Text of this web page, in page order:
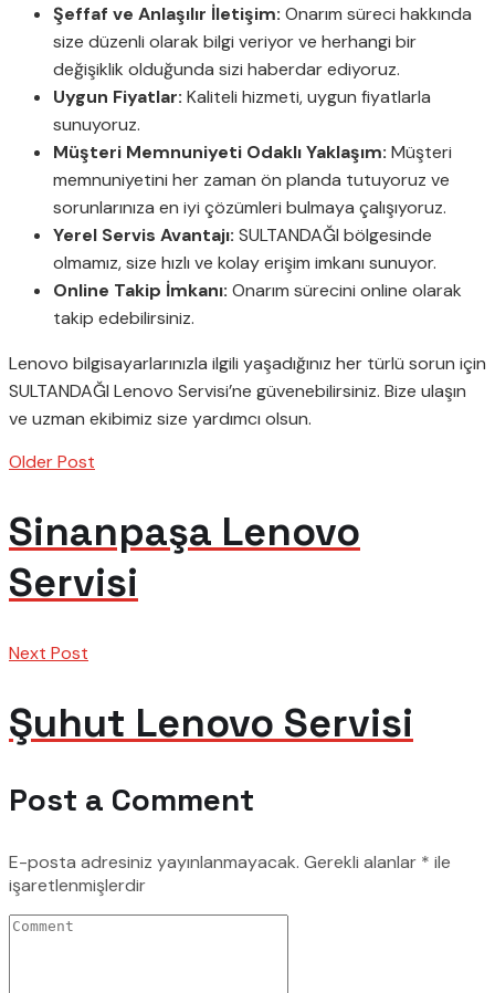
Şeffaf ve Anlaşılır İletişim: Onarım süreci hakkında
size düzenli olarak bilgi veriyor ve herhangi bir
değişiklik olduğunda sizi haberdar ediyoruz.
Uygun Fiyatlar: Kaliteli hizmeti, uygun fiyatlarla
sunuyoruz.
Müşteri Memnuniyeti Odaklı Yaklaşım: Müşteri
memnuniyetini her zaman ön planda tutuyoruz ve
sorunlarınıza en iyi çözümleri bulmaya çalışıyoruz.
Yerel Servis Avantajı: SULTANDAĞI bölgesinde
olmamız, size hızlı ve kolay erişim imkanı sunuyor.
Online Takip İmkanı: Onarım sürecini online olarak
takip edebilirsiniz.
Lenovo bilgisayarlarınızla ilgili yaşadığınız her türlü sorun için
SULTANDAĞI Lenovo Servisi’ne güvenebilirsiniz. Bize ulaşın
ve uzman ekibimiz size yardımcı olsun.
Older Post
Sinanpaşa Lenovo
Servisi
Next Post
Şuhut Lenovo Servisi
Post a Comment
E-posta adresiniz yayınlanmayacak. Gerekli alanlar * ile
işaretlenmişlerdir